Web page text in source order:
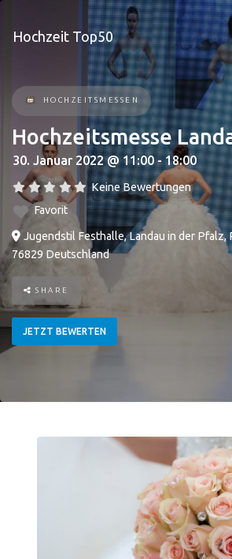
Hochzeit Top50
HOCHZEITSMESSEN
Hochzeitsmesse
30. Januar 2022 @ 11:00 - 18:00
Keine Bewertungen
Favorit
Jugendstil Festhalle,Landau in der Pfalz,
76829 Deutschland
SHARE
JETZT BEWERTEN